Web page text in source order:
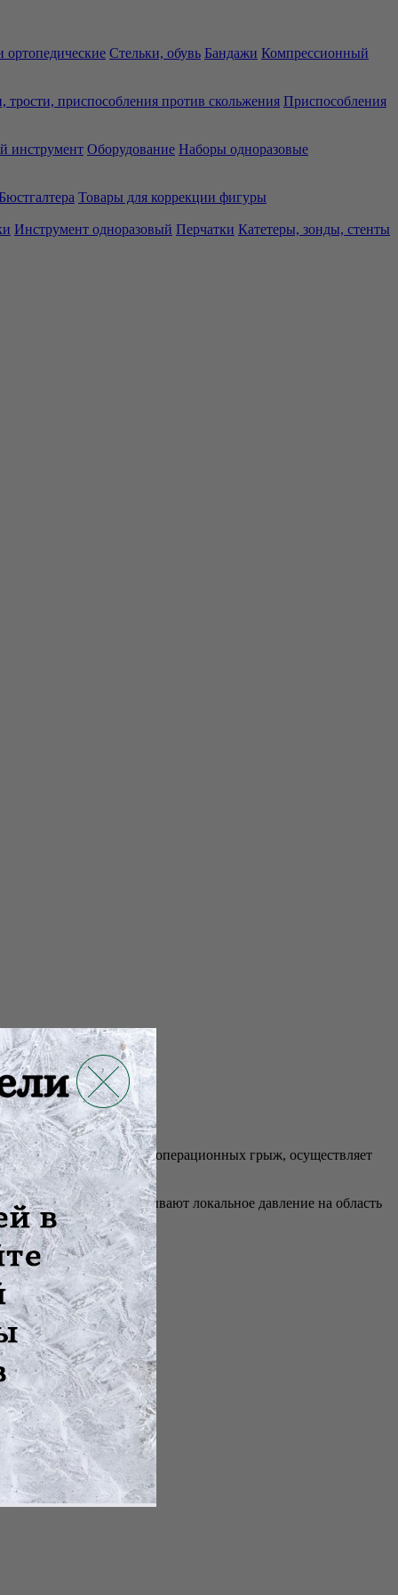
ортопедические Стельки, обувь Бандажи Компрессионный
трости, приспособления против скольжения Приспособления
инструмент Оборудование Наборы одноразовые
Бюстгалтера Товары для коррекции фигуры
Инструмент одноразовый Перчатки Катетеры, зонды, стенты
развития послеоперационных грыж, осуществляет
аппликаторы оказывают локальное давление на область
посадки.